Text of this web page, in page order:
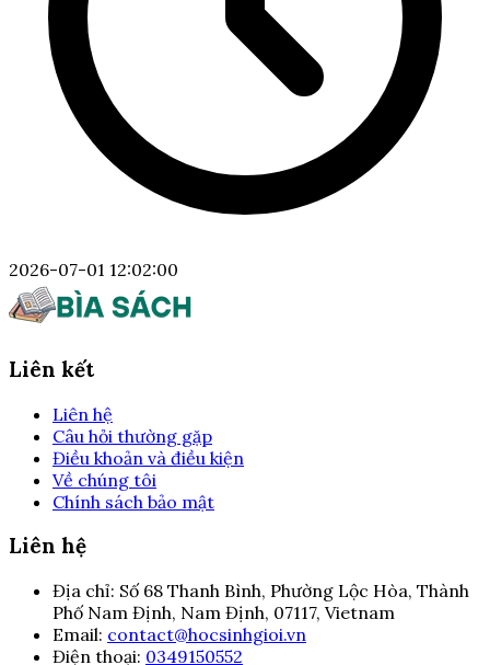
2026-07-01 12:02:00
Liên kết
Liên hệ
Câu hỏi thường gặp
Điều khoản và điều kiện
Về chúng tôi
Chính sách bảo mật
Liên hệ
Địa chỉ: Số 68 Thanh Bình, Phường Lộc Hòa, Thành
Phố Nam Định, Nam Định, 07117, Vietnam
Email: contact@hocsinhgioi.vn
Điện thoại: 0349150552